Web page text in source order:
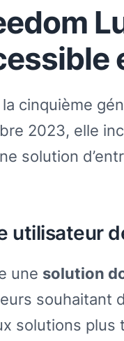
cinquième
2023, elle
solution
utilisateur
une solution
souhaitant
solutions plus